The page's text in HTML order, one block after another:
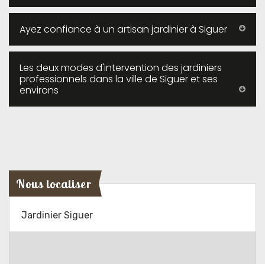
Ayez confiance à un artisan jardinier à Siguer
Les deux modes d'intervention des jardiniers
professionnels dans la ville de Siguer et ses
environs
Nous localiser
Jardinier Siguer